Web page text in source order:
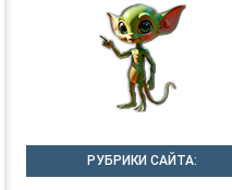
РУБРИКИ САЙТА: